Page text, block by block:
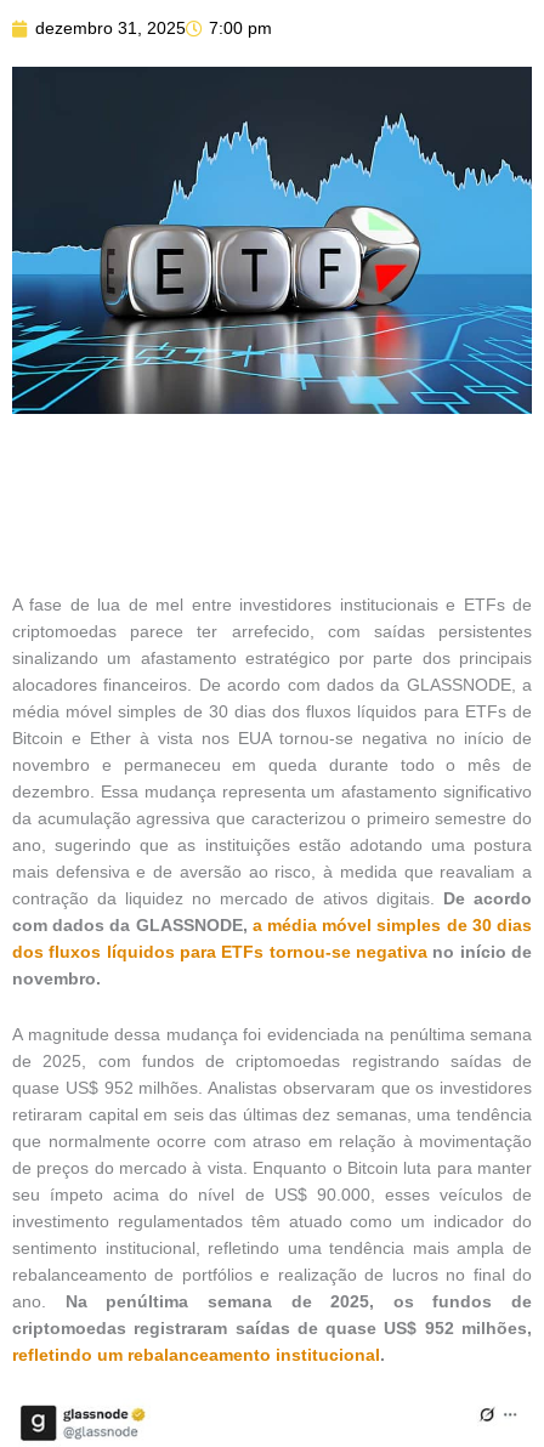
dezembro 31, 2025 7:00 pm
A fase de lua de mel entre investidores institucionais e ETFs de
criptomoedas parece ter arrefecido, com saídas persistentes
sinalizando um afastamento estratégico por parte dos principais
alocadores financeiros. De acordo com dados da GLASSNODE, a
média móvel simples de 30 dias dos fluxos líquidos para ETFs de
Bitcoin e Ether à vista nos EUA tornou-se negativa no início de
novembro e permaneceu em queda durante todo o mês de
dezembro. Essa mudança representa um afastamento significativo
da acumulação agressiva que caracterizou o primeiro semestre do
ano, sugerindo que as instituições estão adotando uma postura
mais defensiva e de aversão ao risco, à medida que reavaliam a
contração da liquidez no mercado de ativos digitais. De acordo
com dados da GLASSNODE, a média móvel simples de 30 dias
dos fluxos líquidos para ETFs tornou-se negativa no início de
novembro.
A magnitude dessa mudança foi evidenciada na penúltima semana
de 2025, com fundos de criptomoedas registrando saídas de
quase US$ 952 milhões. Analistas observaram que os investidores
retiraram capital em seis das últimas dez semanas, uma tendência
que normalmente ocorre com atraso em relação à movimentação
de preços do mercado à vista. Enquanto o Bitcoin luta para manter
seu ímpeto acima do nível de US$ 90.000, esses veículos de
investimento regulamentados têm atuado como um indicador do
sentimento institucional, refletindo uma tendência mais ampla de
rebalanceamento de portfólios e realização de lucros no final do
ano. Na penúltima semana de 2025, os fundos de
criptomoedas registraram saídas de quase US$ 952 milhões,
refletindo um rebalanceamento institucional.